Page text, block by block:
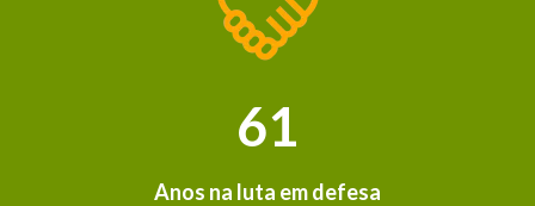
61
Anos na luta em defesa